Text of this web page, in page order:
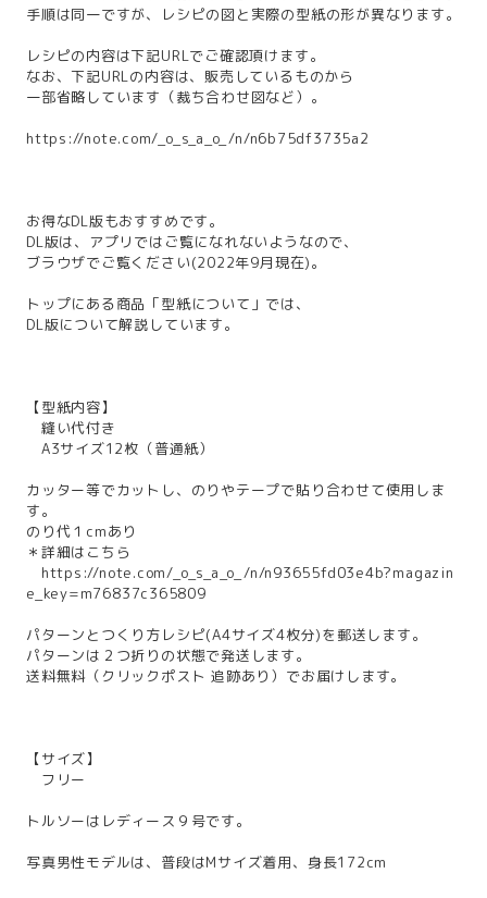
手順は同一ですが、レシピの図と実際の型紙の形が異なります。
レシピの内容は下記URLでご確認頂けます。
なお、下記URLの内容は、販売しているものから
一部省略しています（裁ち合わせ図など）。
https://note.com/_o_s_a_o_/n/n6b75df3735a2
お得なDL版もおすすめです。
DL版は、アプリではご覧になれないようなので、
ブラウザでご覧ください(2022年9月現在)。
トップにある商品「型紙について」では、
DL版について解説しています。
【型紙内容】
縫い代付き
A3サイズ12枚（普通紙）
カッター等でカットし、のりやテープで貼り合わせて使用しま
す。
のり代１cmあり
＊詳細はこちら
https://note.com/_o_s_a_o_/n/n93655fd03e4b?magazin
e_key=m76837c365809
パターンとつくり方レシピ(A4サイズ4枚分)を郵送します。
パターンは２つ折りの状態で発送します。
送料無料（クリックポスト 追跡あり）でお届けします。
【サイズ】
フリー
トルソーはレディース９号です。
写真男性モデルは、普段はMサイズ着用、身長172cm